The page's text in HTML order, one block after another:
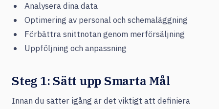
Analysera dina data
Optimering av personal och schemaläggning
Förbättra snittnotan genom merförsäljning
Uppföljning och anpassning
Steg 1: Sätt upp Smarta Mål
Innan du sätter igång är det viktigt att definiera